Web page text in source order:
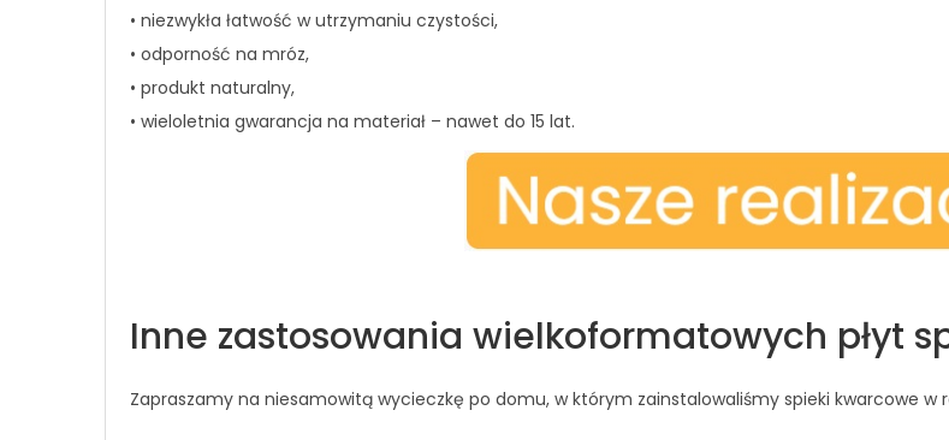
• niezwykła łatwość w utrzymaniu czystości,
• odporność na mróz,
• produkt naturalny,
• wieloletnia gwarancja na materiał – nawet do 15 lat.
Inne zastosowania wielkoformatowych płyt
Zapraszamy na niesamowitą wycieczkę po domu, w którym zainstalowaliśmy spieki kwarcowe w